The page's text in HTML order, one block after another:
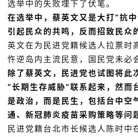
选举中的失败埋下了伏笔。
在选举中，蔡英文又是大打“抗
引起民众的共鸣，反而招致民众
英文在为民进党籍候选人拉票时
忤逆岛内主流民意，国民党未必
除了蔡英文，民进党也试图将此
“长期生存威胁”联系起来，然而
是政治，而是民生，包括台中空
通、新冠肺炎疫苗采购策略等问
民进党籍台北市长候选人陈时中